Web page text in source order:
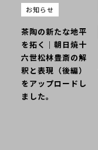
お知らせ
茶陶の新たな地平
を拓く｜朝日焼十
六世松林豊斎の解
釈と表現（後編）
をアップロードし
ました。